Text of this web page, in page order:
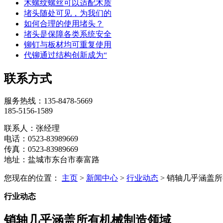
木螺纹螺丝可以适配木质
堵头随处可见，为我们的
如何合理的使用堵头？
堵头是保障各类系统安全
铆钉与板材均可重复使用
代铆通过结构创新成为“
联系方式
服务热线： 135-8478-5669
185-5156-1589
联系人：张经理
电话：0523-83989669
传真：0523-83989669
地址：盐城市东台市泰富路
您现在的位置： 主页 > 新闻中心 > 行业动态 > 销轴几乎涵盖
行业动态
销轴几乎涵盖所有机械制造领域